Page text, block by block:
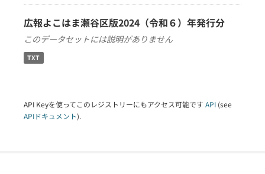
広報よこはま瀬谷区版2024（令和６）年発行分
このデータセットには説明がありません
TXT
API Keyを使ってこのレジストリーにもアクセス可能です API (see
APIドキュメント).